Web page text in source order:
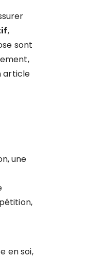
,
sont
article
une
en soi,